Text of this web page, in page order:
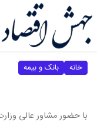
خانه بانک و بیمه
با حضور مشاور عالی